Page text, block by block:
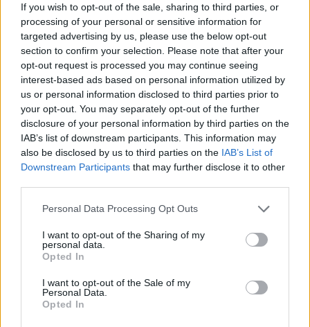
If you wish to opt-out of the sale, sharing to third parties, or
processing of your personal or sensitive information for
targeted advertising by us, please use the below opt-out
section to confirm your selection. Please note that after your
opt-out request is processed you may continue seeing
interest-based ads based on personal information utilized by
us or personal information disclosed to third parties prior to
your opt-out. You may separately opt-out of the further
disclosure of your personal information by third parties on the
IAB’s list of downstream participants. This information may
also be disclosed by us to third parties on the IAB’s List of
Downstream Participants that may further disclose it to other
Please note that this website/app uses one or more Google
not limited to your visit or usage behaviour. You may click to
grant or deny consent to Google and its third-party tags to
use your data for below specified purposes in below Google
consent section.
Personal Data Processing Opt Outs
I want to opt-out of the Sharing of my
personal data.
Opted In
I want to opt-out of the Sale of my
Personal Data.
Opted In
aktuális tapadást egyaránt valós időben elemzi.
Ha a rendszer úgy érzékeli, hogy a jármű kanyarodás közben
elveszítheti a tapadást, integrált egységként, azonnal és
megelőző jelleggel közbelép.
A hajtáslánc hosszirányban és oldalirányban is hajszálpontosan
osztja el a forgatónyomatékot. A fékrendszer célzott